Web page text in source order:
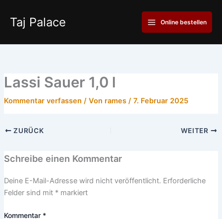
Inhalt
springen
Taj Palace
Main
Menu
Online bestellen
Lassi Sauer 1,0 l
Kommentar verfassen / Von rames / 7. Februar 2025
ZURÜCK WEITER
Schreibe einen Kommentar
Deine E-Mail-Adresse wird nicht veröffentlicht. Erforderliche
Felder sind mit *markiert
Kommentar *